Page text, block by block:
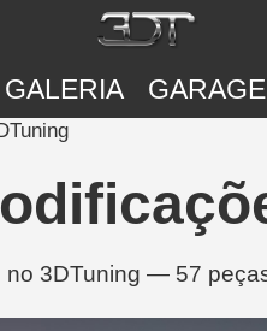
GALERIA
3DTuning — 57